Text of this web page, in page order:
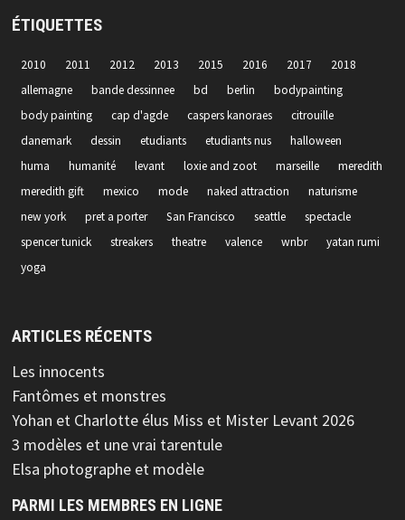
ÉTIQUETTES
2010 2011 2012 2013 2015 2016 2017
2018
allemagne
bande dessinnee bd berlin
bodypainting
body painting
cap d'agde caspers kanoraes
citrouille
danemark
dessin etudiants etudiants nus
halloween
huma
humanité levant loxie and zoot marseille
meredith
meredith gift
mexico mode naked attraction
naturisme
new york
pret a porter San Francisco seattle
spectacle
spencer tunick
streakers theatre valence wnbr
yatan rumi
yoga
ARTICLES RÉCENTS
Les innocents
Fantômes et monstres
Yohan et Charlotte élus Miss et Mister Levant 2026
3 modèles et une vrai tarentule
Elsa photographe et modèle
PARMI LES MEMBRES EN LIGNE